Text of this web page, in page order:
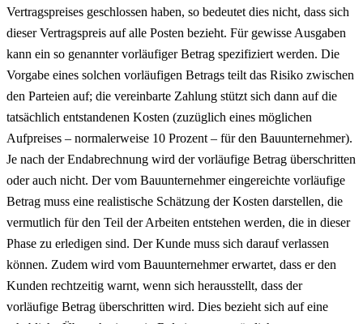
Vertragspreises geschlossen haben, so bedeutet dies nicht, dass sich
dieser Vertragspreis auf alle Posten bezieht. Für gewisse Ausgaben
kann ein so genannter vorläufiger Betrag spezifiziert werden. Die
Vorgabe eines solchen vorläufigen Betrags teilt das Risiko zwischen
den Parteien auf; die vereinbarte Zahlung stützt sich dann auf die
tatsächlich entstandenen Kosten (zuzüglich eines möglichen
Aufpreises – normalerweise 10 Prozent – für den Bauunternehmer).
Je nach der Endabrechnung wird der vorläufige Betrag überschritten
oder auch nicht. Der vom Bauunternehmer eingereichte vorläufige
Betrag muss eine realistische Schätzung der Kosten darstellen, die
vermutlich für den Teil der Arbeiten entstehen werden, die in dieser
Phase zu erledigen sind. Der Kunde muss sich darauf verlassen
können. Zudem wird vom Bauunternehmer erwartet, dass er den
Kunden rechtzeitig warnt, wenn sich herausstellt, dass der
vorläufige Betrag überschritten wird. Dies bezieht sich auf eine